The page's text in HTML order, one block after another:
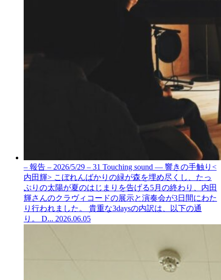
– 報告 – 2026/5/29 – 31 Touching sound — 響きの手触り<
内田輝> こぼれんばかりの緑が森を埋め尽くし、たっ
ぷりの太陽が夏のはじまりを告げる5月の終わり、内田
輝さんのクラヴィコードの展示と演奏会が3日間にわた
り行われました。 貴重な3daysの内訳は、以下の通
り。 D... 2026.06.05